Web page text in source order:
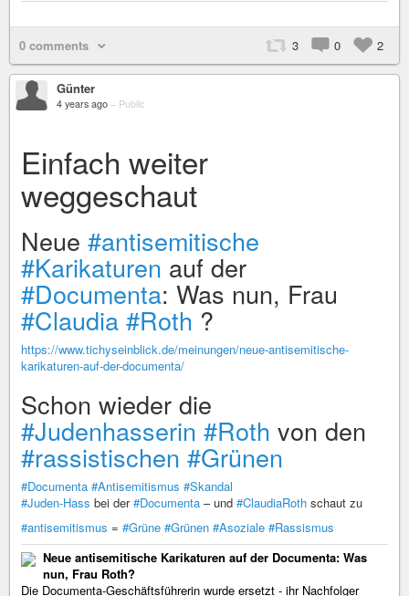
0 comments 3 0 2
Günter
4 years ago – Public
Einfach weiter
weggeschaut
Neue #antisemitische
#Karikaturen auf der
#Documenta: Was nun, Frau
#Claudia #Roth ?
https://www.tichyseinblick.de/meinungen/neue-antisemitische-
karikaturen-auf-der-documenta/
Schon wieder die
#Judenhasserin #Roth von den
#rassistischen #Grünen
#Documenta #Antisemitismus #Skandal
#Juden-Hass bei der#Documenta – und #ClaudiaRoth schaut zu
#antisemitismus = #Grüne #Grünen #Asoziale #Rassismus
Neue antisemitische Karikaturen auf der Documenta: Was
nun, Frau Roth?
Die Documenta-Geschäftsführerin wurde ersetzt - ihr Nachfolger